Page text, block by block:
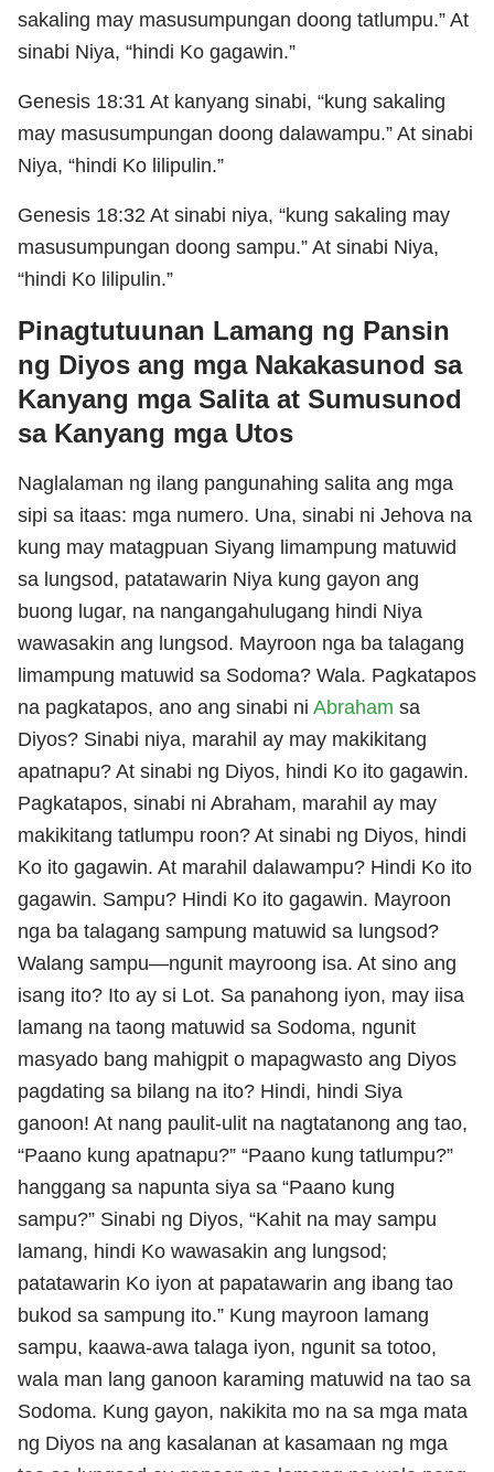
sakaling may masusumpungan doong tatlumpu.” At
sinabi Niya, “hindi Ko gagawin.”
Genesis 18:31 At kanyang sinabi, “kung sakaling
may masusumpungan doong dalawampu.” At sinabi
Niya, “hindi Ko lilipulin.”
Genesis 18:32 At sinabi niya, “kung sakaling may
masusumpungan doong sampu.” At sinabi Niya,
“hindi Ko lilipulin.”
Pinagtutuunan Lamang ng Pansin
ng Diyos ang mga Nakakasunod sa
Kanyang mga Salita at Sumusunod
sa Kanyang mga Utos
Naglalaman ng ilang pangunahing salita ang mga
sipi sa itaas: mga numero. Una, sinabi ni Jehova na
kung may matagpuan Siyang limampung matuwid
sa lungsod, patatawarin Niya kung gayon ang
buong lugar, na nangangahulugang hindi Niya
wawasakin ang lungsod. Mayroon nga ba talagang
limampung matuwid sa Sodoma? Wala. Pagkatapos
na pagkatapos, ano ang sinabi ni Abraham sa
Diyos? Sinabi niya, marahil ay may makikitang
apatnapu? At sinabi ng Diyos, hindi Ko ito gagawin.
Pagkatapos, sinabi ni Abraham, marahil ay may
makikitang tatlumpu roon? At sinabi ng Diyos, hindi
Ko ito gagawin. At marahil dalawampu? Hindi Ko ito
gagawin. Sampu? Hindi Ko ito gagawin. Mayroon
nga ba talagang sampung matuwid sa lungsod?
Walang sampu—ngunit mayroong isa. At sino ang
isang ito? Ito ay si Lot. Sa panahong iyon, may iisa
lamang na taong matuwid sa Sodoma, ngunit
masyado bang mahigpit o mapagwasto ang Diyos
pagdating sa bilang na ito? Hindi, hindi Siya
ganoon! At nang paulit-ulit na nagtatanong ang tao,
“Paano kung apatnapu?” “Paano kung tatlumpu?”
hanggang sa napunta siya sa “Paano kung
sampu?” Sinabi ng Diyos, “Kahit na may sampu
lamang, hindi Ko wawasakin ang lungsod;
patatawarin Ko iyon at papatawarin ang ibang tao
bukod sa sampung ito.” Kung mayroon lamang
sampu, kaawa-awa talaga iyon, ngunit sa totoo,
wala man lang ganoon karaming matuwid na tao sa
Sodoma. Kung gayon, nakikita mo na sa mga mata
ng Diyos na ang kasalanan at kasamaan ng mga